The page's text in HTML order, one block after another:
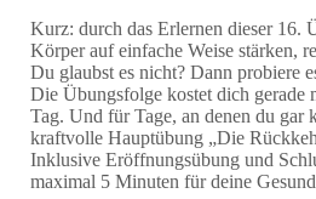
Kurz: durch das Erlernen dieser 16.
Körper auf einfache Weise stärken,
Du glaubst es nicht? Dann probiere
Die Übungsfolge kostet dich gerade
Tag. Und für Tage, an denen du gar
kraftvolle Hauptübung „Die
Inklusive Eröffnungsübung und
maximal 5 Minuten für deine